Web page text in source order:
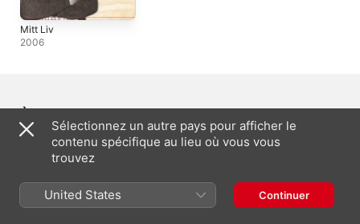
Mitt Liv
2006
NAISSANCE
GENRE
Auteur-compositeur-interprète
Sélectionnez un autre pays pour afficher le
contenu spécifique au lieu où vous vous
trouvez
United States Continuer